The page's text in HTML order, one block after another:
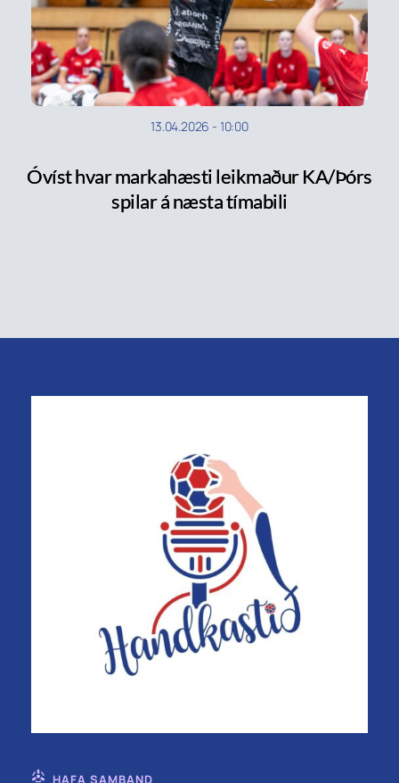
13.04.2026 - 10:00
Óvíst hvar markahæsti leikmaður KA/Þórs
spilar á næsta tímabili
HAFA SAMBAND